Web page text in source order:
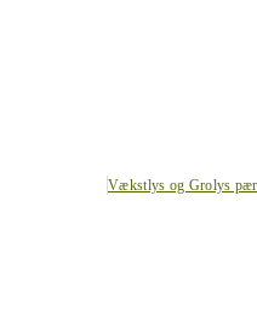
Vækstlys og Grolys